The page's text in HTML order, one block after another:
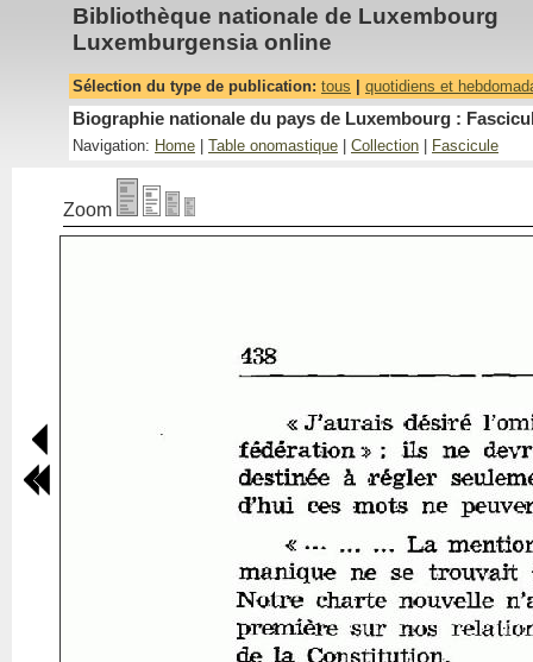
Bibliothèque nationale de Luxembourg
Luxemburgensia online
Sélection du type de publication: tous quotidiens et
Biographie nationale du pays de Luxembourg :
Navigation: Home Table onomastique Collection Fascicule
Zoom